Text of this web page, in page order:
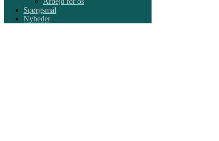
Spørgsmål
Nyheder